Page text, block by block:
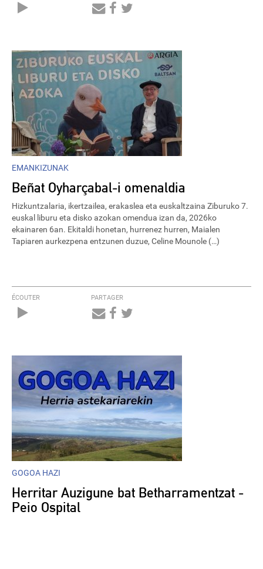
EMANKIZUNAK
Beñat Oyharçabal-i omenaldia
Hizkuntzalaria, ikertzailea, erakaslea eta euskaltzaina Ziburuko 7.
euskal liburu eta disko azokan omendua izan da, 2026ko
ekainaren 6an. Ekitaldi honetan, hurrenez hurren, Maialen
Tapiaren aurkezpena entzunen duzue, Celine Mounole (…)
ÉCOUTER PARTAGER
GOGOA HAZI
Herritar Auzigune bat Betharramentzat -
Peio Ospital